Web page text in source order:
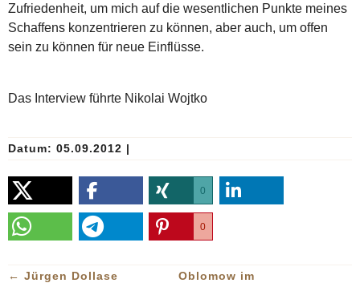
Zufriedenheit, um mich auf die wesentlichen Punkte meines
Schaffens konzentrieren zu können, aber auch, um offen
sein zu können für neue Einflüsse.
Das Interview führte Nikolai Wojtko
Datum: 05.09.2012 |
0
0
← Jürgen Dollase
Oblomow im